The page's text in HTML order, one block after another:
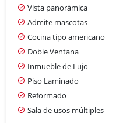
Vista panorámica
Admite mascotas
Cocina tipo americano
Doble Ventana
Inmueble de Lujo
Piso Laminado
Reformado
Sala de usos múltiples